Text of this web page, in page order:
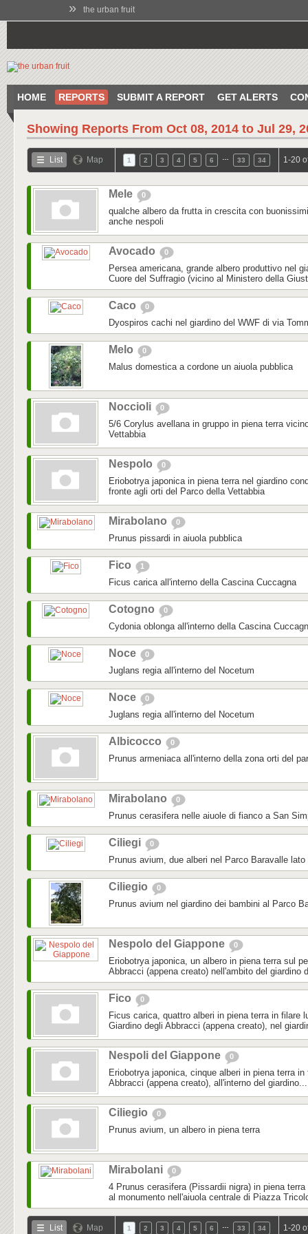
» the urban fruit
HOME REPORTS SUBMIT A REPORT GET ALERTS
Showing Reports From Oct 08, 2014 to Jul 29,
List Map 1 2 3 4 5 6 33 34 1-20
Mele 0
qualche albero da frutta in crescita con
anche nespoli
Avocado 0
Persea americana, grande albero produttivo nel
Cuore del Suffragio (vicino al Ministero della
Caco 0
Dyospiros cachi nel giardino del WWF di via
Melo 0
Malus domestica a cordone un aiuola pubblica
Noccioli 0
5/6 Corylus avellana in gruppo in piena terra
Vettabbia
Nespolo 0
Eriobotrya japonica in piena terra nel giardino
fronte agli orti del Parco della Vettabbia
Mirabolano 0
Prunus pissardi in aiuola pubblica
Fico 1
Ficus carica all'interno della Cascina Cuccagna
Cotogno 0
Cydonia oblonga all'interno della Cascina
Noce 0
Juglans regia all'interno del Nocetum
Noce 0
Juglans regia all'interno del Nocetum
Albicocco 0
Prunus armeniaca all'interno della zona orti del
Mirabolano 0
Prunus cerasifera nelle aiuole di fianco a San
Ciliegi 0
Prunus avium, due alberi nel Parco Baravalle
Ciliegio 0
Prunus avium nel giardino dei bambini al Parco
Nespolo del Giappone 0
Eriobotrya japonica, un albero in piena terra sul
Abbracci (appena creato) nell'ambito del giardino
Fico 0
Ficus carica, quattro alberi in piena terra in filare
Giardino degli Abbracci (appena creato), nel
Nespoli del Giappone 0
Eriobotrya japonica, cinque alberi in piena terra
Abbracci (appena creato), all'interno del giardino...
Ciliegio 0
Prunus avium, un albero in piena terra
Mirabolani 0
4 Prunus cerasifera (Pissardii nigra) in piena
al monumento nell'aiuola centrale di Piazza
List Map 1 2 3 4 5 6 33 34 1-20